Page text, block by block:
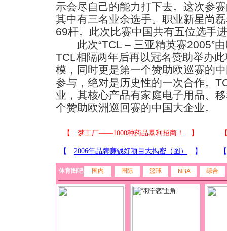
示会尽自己的能力打下去。这次参
其中有三名业余选手。职业新星尚
69杆。此次比赛中国共有五位选手
此次“TCL – 三亚精英赛2005”由
TCL相隔两年后再以冠名赞助举办
模，同时更是第一个赞助欧巡赛的
参与，绝对是历史性的一次合作。
业，其核心产品有家庭电子用品、
个赞助欧洲巡回赛的中国大企业。
体育图吧 国内 国际 篮球 NBA 综合